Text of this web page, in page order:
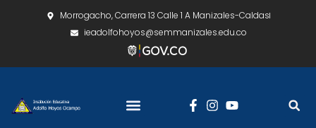
Morrogacho, Carrera 13 Calle 1 A Manizales-Caldas
ieadolfohoyos@semmanizales.edu.co